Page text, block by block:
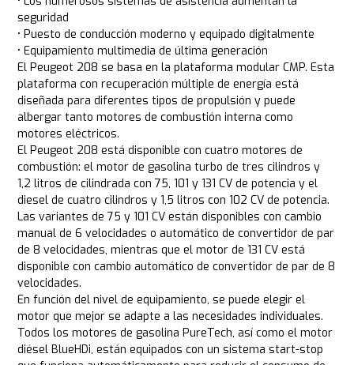
seguridad
• Puesto de conducción moderno y equipado digitalmente
• Equipamiento multimedia de última generación
El Peugeot 208 se basa en la plataforma modular CMP. Esta
plataforma con recuperación múltiple de energía está
diseñada para diferentes tipos de propulsión y puede
albergar tanto motores de combustión interna como
motores eléctricos.
El Peugeot 208 está disponible con cuatro motores de
combustión: el motor de gasolina turbo de tres cilindros y
1,2 litros de cilindrada con 75, 101 y 131 CV de potencia y el
diesel de cuatro cilindros y 1,5 litros con 102 CV de potencia.
Las variantes de 75 y 101 CV están disponibles con cambio
manual de 6 velocidades o automático de convertidor de par
de 8 velocidades, mientras que el motor de 131 CV está
disponible con cambio automático de convertidor de par de 8
velocidades.
En función del nivel de equipamiento, se puede elegir el
motor que mejor se adapte a las necesidades individuales.
Todos los motores de gasolina PureTech, así como el motor
diésel BlueHDi, están equipados con un sistema start-stop